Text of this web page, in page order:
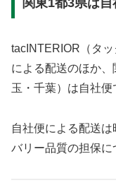
関東1都3県は
tacINTERIOR（タ
による配送のほか
玉・千葉）は自社便
自社便による配送
バリー品質の担保に